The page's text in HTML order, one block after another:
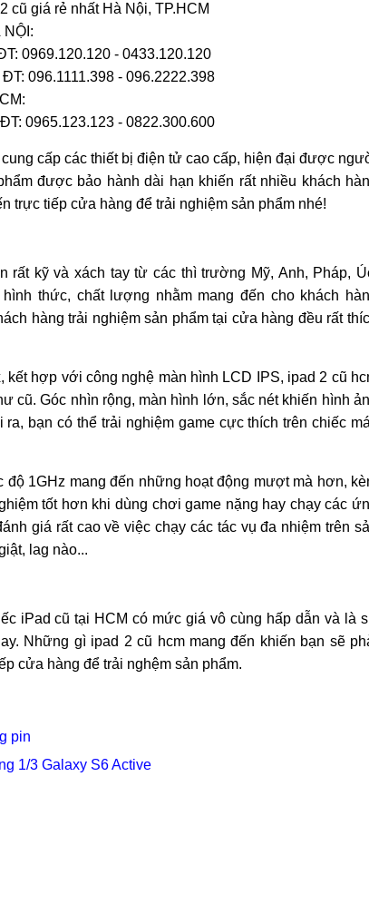
cũ giá rẻ nhất Hà Nội, TP.HCM
NỘI:
0969.120.120 - 0433.120.120
096.1111.398 - 096.2222.398
0965.123.123 - 0822.300.600
cấp các thiết bị điện tử cao cấp, hiện đại được
được bảo hành dài hạn khiến rất nhiều khách
trực tiếp cửa hàng để trải nghiệm sản phẩm nhé!
kỹ và xách tay từ các thì trường Mỹ, Anh, Pháp,
thức, chất lượng nhằm mang đến cho khách
hàng trải nghiệm sản phẩm tại cửa hàng đều rất
hợp với công nghệ màn hình LCD IPS, ipad 2 cũ
cũ. Góc nhìn rộng, màn hình lớn, sắc nét khiến hình
bạn có thể trải nghiệm game cực thích trên chiếc
1GHz mang đến những hoạt động mượt mà hơn,
tốt hơn khi dùng chơi game nặng hay chạy các
giá rất cao về việc chạy các tác vụ đa nhiệm trên
lag nào...
iPad cũ tại HCM có mức giá vô cùng hấp dẫn và là
Những gì ipad 2 cũ hcm mang đến khiến bạn sẽ
cửa hàng để trải nghệm sản phẩm.
pin
1/3 Galaxy S6 Active